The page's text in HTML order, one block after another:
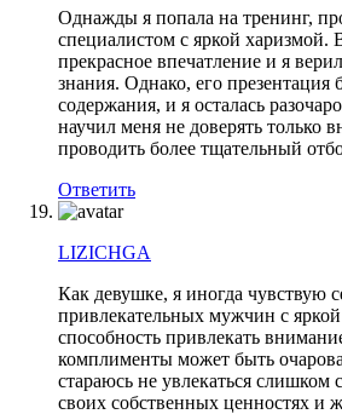
Однажды я попала на тренинг,
специалистом с яркой харизмой.
прекрасное впечатление и я
знания. Однако, его презентация
содержания, и я осталась
научил меня не доверять только
проводить более тщательный
Ответить
LIZICHGA
Как девушке, я иногда чувствую
привлекательных мужчин с
способность привлекать
комплименты может быть
стараюсь не увлекаться слишком
своих собственных ценностях и